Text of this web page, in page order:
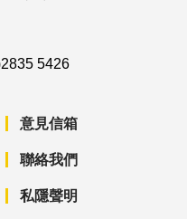
5426
意見信箱
聯絡我們
私隱聲明